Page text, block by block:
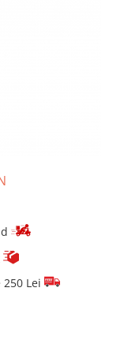
Lei